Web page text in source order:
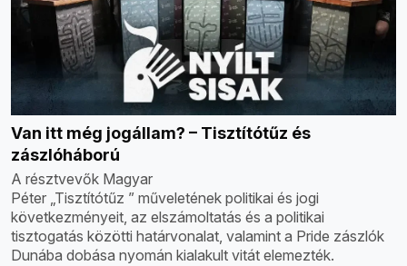
Van itt még jogállam? – Tisztítótűz és
zászlóháború
A résztvevők Magyar
Péter „Tisztítótűz ” műveletének politikai és jogi
következményeit, az elszámoltatás és a politikai
tisztogatás közötti határvonalat, valamint a Pride zászlók
Dunába dobása nyomán kialakult vitát elemezték.